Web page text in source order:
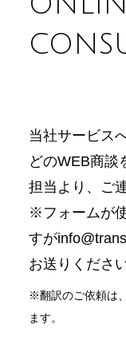
当社サービス
どのWEB商談
担当より、ご
※フォームが
すが
お送りください
※翻訳のご依頼は
ます。